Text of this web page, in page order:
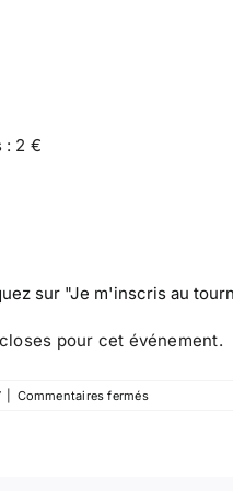
: 2 €
sur "Je m'inscris au
pour cet événement.
Commentaires ferméssur